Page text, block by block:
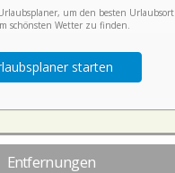
um den besten Urlaubsort
schönsten Wetter zu finden.
starten
Entfernungen